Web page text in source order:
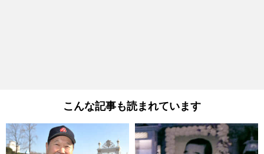
こんな記事も読まれています